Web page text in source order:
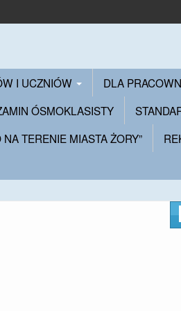
I UCZNIÓW DLA
ÓSMOKLASISTY
TERENIE MIASTA ŻORY”